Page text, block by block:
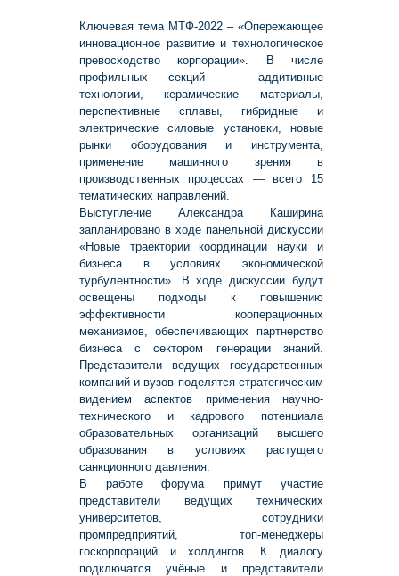
Ключевая тема МТФ-2022 – «Опережающее
инновационное развитие и технологическое
превосходство корпорации». В числе
профильных секций — аддитивные
технологии, керамические материалы,
перспективные сплавы, гибридные и
электрические силовые установки, новые
рынки оборудования и инструмента,
применение машинного зрения в
производственных процессах — всего 15
тематических направлений.
Выступление Александра Каширина
запланировано в ходе панельной дискуссии
«Новые траектории координации науки и
бизнеса в условиях экономической
турбулентности». В ходе дискуссии будут
освещены подходы к повышению
эффективности кооперационных
механизмов, обеспечивающих партнерство
бизнеса с сектором генерации знаний.
Представители ведущих государственных
компаний и вузов поделятся стратегическим
видением аспектов применения научно-
технического и кадрового потенциала
образовательных организаций высшего
образования в условиях растущего
санкционного давления.
В работе форума примут участие
представители ведущих технических
университетов, сотрудники
промпредприятий, топ-менеджеры
госкорпораций и холдингов. К диалогу
подключатся учёные и представители